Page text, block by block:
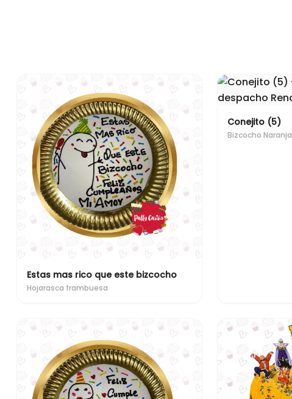
Estas mas rico que este bizcocho
Hojarasca frambuesa
Conejito (5)
Bizcocho Naranja